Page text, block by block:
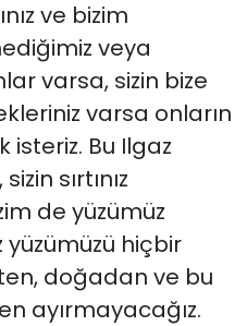
ve bizim
veya
varsa, sizin bize
varsa onların
Bu Ilgaz
sırtınız
de yüzümüz
hiçbir
doğadan ve bu
ayırmayacağız.